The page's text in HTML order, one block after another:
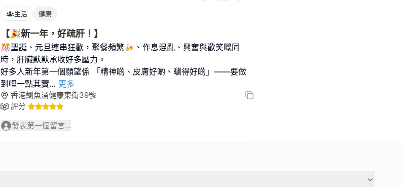
生活 健康
【🎉新一年，好疏肝！】
🎊聖誕、元旦連串狂歡，聚餐頻繁🍻、作息混亂、興奮與歡笑嘅同
時，肝臟默默承收好多壓力。
好多人新年第一個願望係 「精神啲、皮膚好啲、瞓得好啲」——要做
到哩一點其實... 更多
香港鰂魚涌健康東街39號
評分
發表第一個留言...